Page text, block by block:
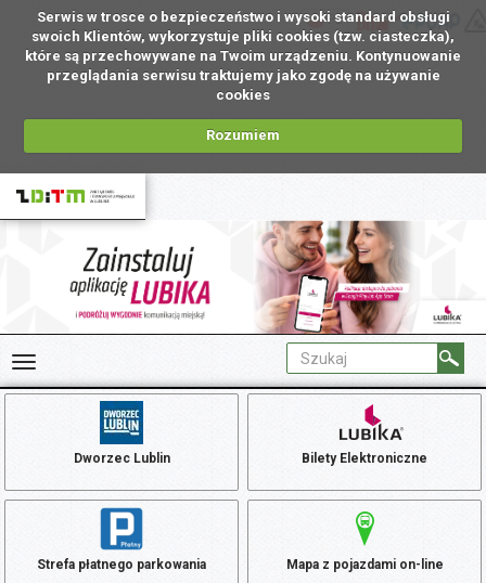
Serwis w trosce o bezpieczeństwo i wysoki standard obsługi
swoich Klientów, wykorzystuje pliki cookies (tzw. ciasteczka),
które są przechowywane na Twoim urządzeniu. Kontynuowanie
przeglądania serwisu traktujemy jako zgodę na używanie
cookies
Rozumiem
PL
Dworzec Lublin Bilety Elektroniczne
Strefa płatnego parkowania Mapa z pojazdami on-line